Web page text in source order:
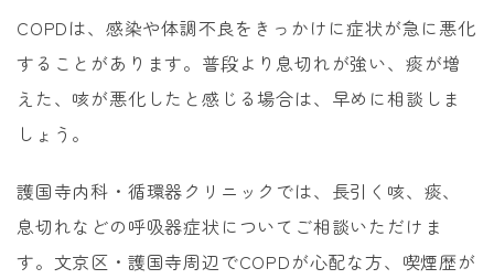
COPDは、感染や体調不良をきっかけに症状が急に悪化
することがあります。普段より息切れが強い、痰が増
えた、咳が悪化したと感じる場合は、早めに相談しま
しょう。
護国寺内科・循環器クリニックでは、長引く咳、痰、
息切れなどの呼吸器症状についてご相談いただけま
す。文京区・護国寺周辺でCOPDが心配な方、喫煙歴が